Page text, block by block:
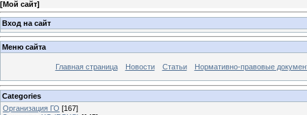
[Мой сайт]
Вход на сайт
Меню сайта
Главная страница Новости Статьи Нормативно-правовые
Categories
Организация ГО [167]